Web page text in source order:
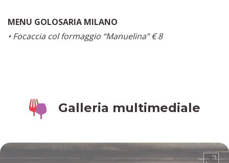
MENU GOLOSARIA MILANO
• Focaccia col formaggio “Manuelina” € 8
Galleria multimediale